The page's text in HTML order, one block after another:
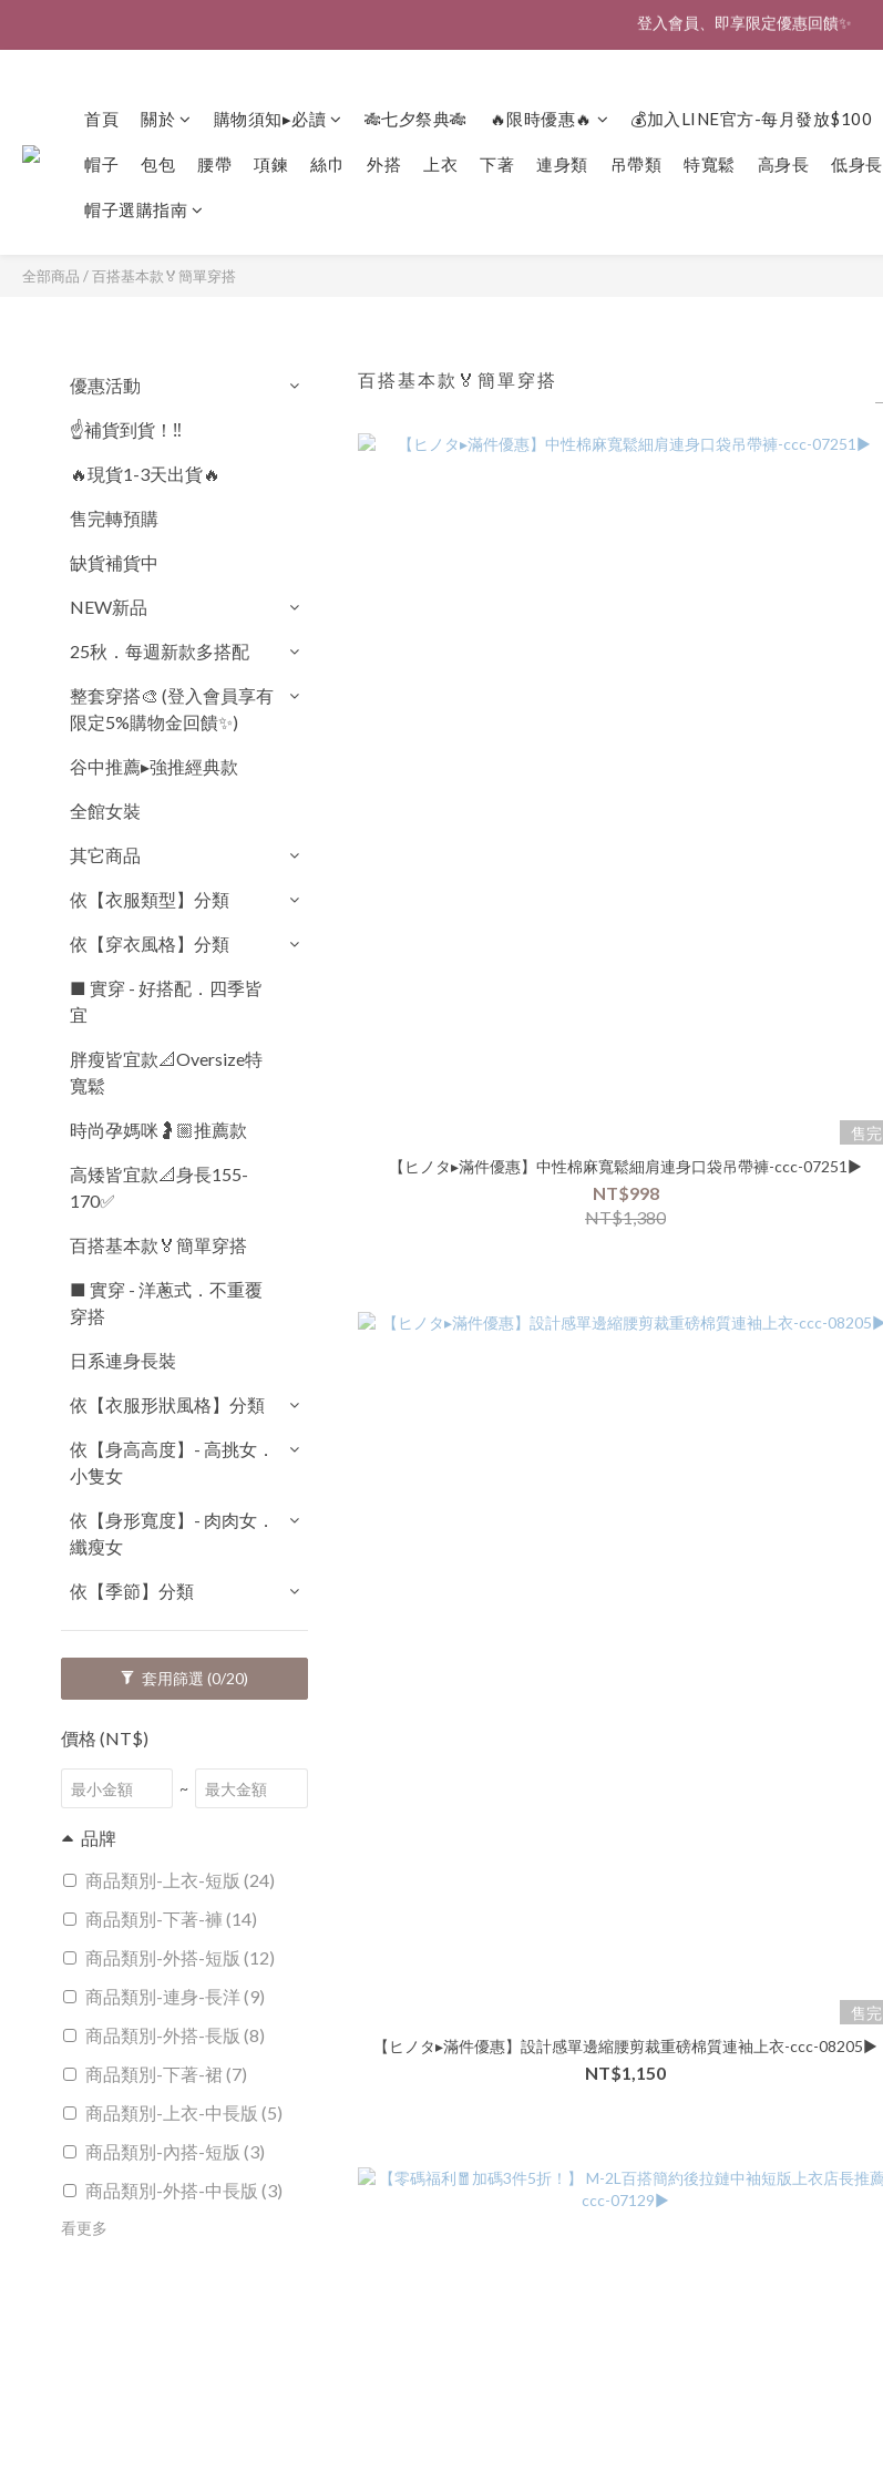
🎉新北淡水實體門市🤗歡迎蒞臨試穿🎉
🎉新北淡水實體門市🤗歡迎蒞臨試穿🎉
首頁 關於 購物須知▸必讀 🎋七夕祭典🎋 🔥限時優惠🔥 💰加入LINE官方-每月發放$100
帽子 包包 腰帶 項鍊 絲巾 外搭 上衣 下著 連身類 吊帶類 特寬鬆 高身長 低身長
帽子選購指南
全部商品 /百搭基本款🏅簡單穿搭
優惠活動
☝️補貨到貨！‼️
🔥現貨1-3天出貨🔥
售完轉預購
缺貨補貨中
NEW新品
25秋．每週新款多搭配
整套穿搭🎨 (登入會員享有
限定5%購物金回饋✨)
谷中推薦▸強推經典款
全館女裝
其它商品
依【衣服類型】分類
依【穿衣風格】分類
■ 實穿 - 好搭配．四季皆
宜
胖瘦皆宜款📐Oversize特
寬鬆
時尚孕媽咪🤰🏼推薦款
高矮皆宜款📐身長155-
170✅
百搭基本款🏅簡單穿搭
■ 實穿 - 洋蔥式．不重覆
穿搭
日系連身長裝
依【衣服形狀風格】分類
依【身高高度】- 高挑女．
小隻女
依【身形寬度】- 肉肉女．
纖瘦女
依【季節】分類
套用篩選 (0/20)
價格 (NT$)
~
品牌
商品類別-上衣-短版 (24)
商品類別-下著-褲 (14)
商品類別-外搭-短版 (12)
商品類別-連身-長洋 (9)
商品類別-外搭-長版 (8)
商品類別-下著-裙 (7)
商品類別-上衣-中長版 (5)
商品類別-內搭-短版 (3)
商品類別-外搭-中長版 (3)
看更多
百搭基本款🏅簡單穿搭
售完
【ヒノタ▸滿件優惠】中性棉麻寬鬆細肩連身口袋吊帶褲-ccc-07251▶
NT$998
NT$1,380
售完
【ヒノタ▸滿件優惠】設計感單邊縮腰剪裁重磅棉質連袖上衣-ccc-08205▶
NT$1,150